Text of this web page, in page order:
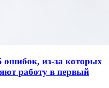
из-за которых
работу в первый